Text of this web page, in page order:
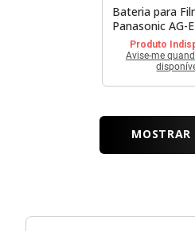
Bateria para
Panasonic AG-
Produto
Avise-me
MOSTRAR